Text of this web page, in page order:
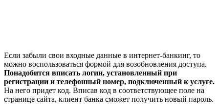
Если забыли свои входные данные в интернет-банкинг, то
можно воспользоваться формой для возобновления доступа.
Понадобится вписать логин, установленный при
регистрации и телефонный номер, подключенный к услуге.
На него придет код. Вписав код в соответствующее поле на
странице сайта, клиент банка сможет получить новый пароль.